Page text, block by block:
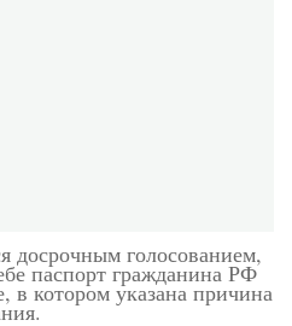
досрочным голосованием,
паспорт гражданина РФ
в котором указана причина